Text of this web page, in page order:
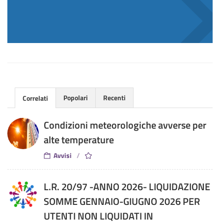
Correlati Popolari Recenti
Condizioni meteorologiche avverse per
alte temperature
Avvisi
L.R. 20/97 -ANNO 2026- LIQUIDAZIONE
SOMME GENNAIO-GIUGNO 2026 PER
UTENTI NON LIQUIDATI IN